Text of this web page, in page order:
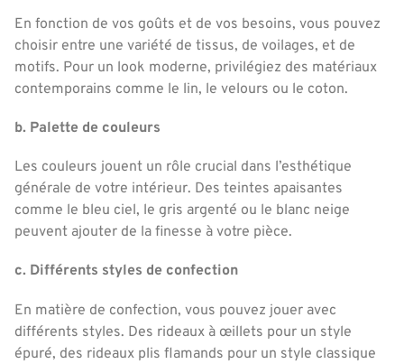
En fonction de vos goûts et de vos besoins, vous pouvez
choisir entre une variété de tissus, de voilages, et de
motifs. Pour un look moderne, privilégiez des matériaux
contemporains comme le lin, le velours ou le coton.
b. Palette de couleurs
Les couleurs jouent un rôle crucial dans l’esthétique
générale de votre intérieur. Des teintes apaisantes
comme le bleu ciel, le gris argenté ou le blanc neige
peuvent ajouter de la finesse à votre pièce.
c. Différents styles de confection
En matière de confection, vous pouvez jouer avec
différents styles. Des rideaux à œillets pour un style
épuré, des rideaux plis flamands pour un style classique